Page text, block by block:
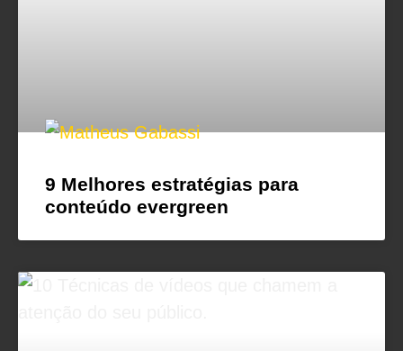
9 Melhores estratégias para
conteúdo evergreen